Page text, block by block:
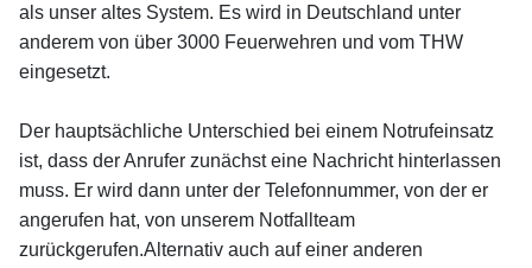
als unser altes System. Es wird in Deutschland unter
anderem von über 3000 Feuerwehren und vom THW
eingesetzt.
Der hauptsächliche Unterschied bei einem Notrufeinsatz
ist, dass der Anrufer zunächst eine Nachricht hinterlassen
muss. Er wird dann unter der Telefonnummer, von der er
angerufen hat, von unserem Notfallteam
zurückgerufen.Alternativ auch auf einer anderen